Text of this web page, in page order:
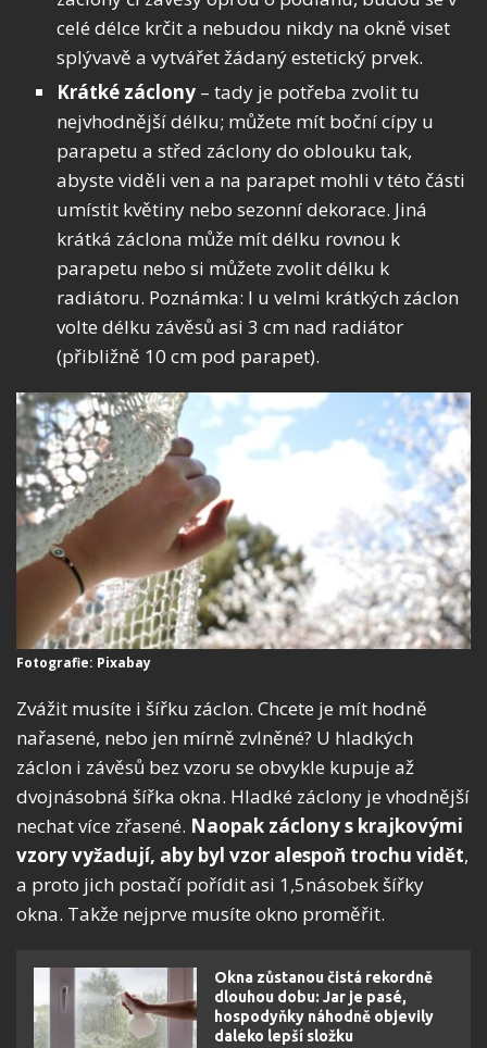
celé délce krčit a nebudou nikdy na okně viset
splývavě a vytvářet žádaný estetický prvek.
Krátké záclony – tady je potřeba zvolit tu
nejvhodnější délku; můžete mít boční cípy u
parapetu a střed záclony do oblouku tak,
abyste viděli ven a na parapet mohli v této části
umístit květiny nebo sezonní dekorace. Jiná
krátká záclona může mít délku rovnou k
parapetu nebo si můžete zvolit délku k
radiátoru. Poznámka: I u velmi krátkých záclon
volte délku závěsů asi 3 cm nad radiátor
(přibližně 10 cm pod parapet).
Fotografie: Pixabay
Zvážit musíte i šířku záclon. Chcete je mít hodně
nařasené, nebo jen mírně zvlněné? U hladkých
záclon i závěsů bez vzoru se obvykle kupuje až
dvojnásobná šířka okna. Hladké záclony je vhodnější
nechat více zřasené. Naopak záclony s krajkovými
vzory vyžadují, aby byl vzor alespoň trochu vidět,
a proto jich postačí pořídit asi 1,5násobek šířky
okna. Takže nejprve musíte okno proměřit.
Okna zůstanou čistá rekordně
dlouhou dobu: Jar je pasé,
hospodyňky náhodně objevily
daleko lepší složku